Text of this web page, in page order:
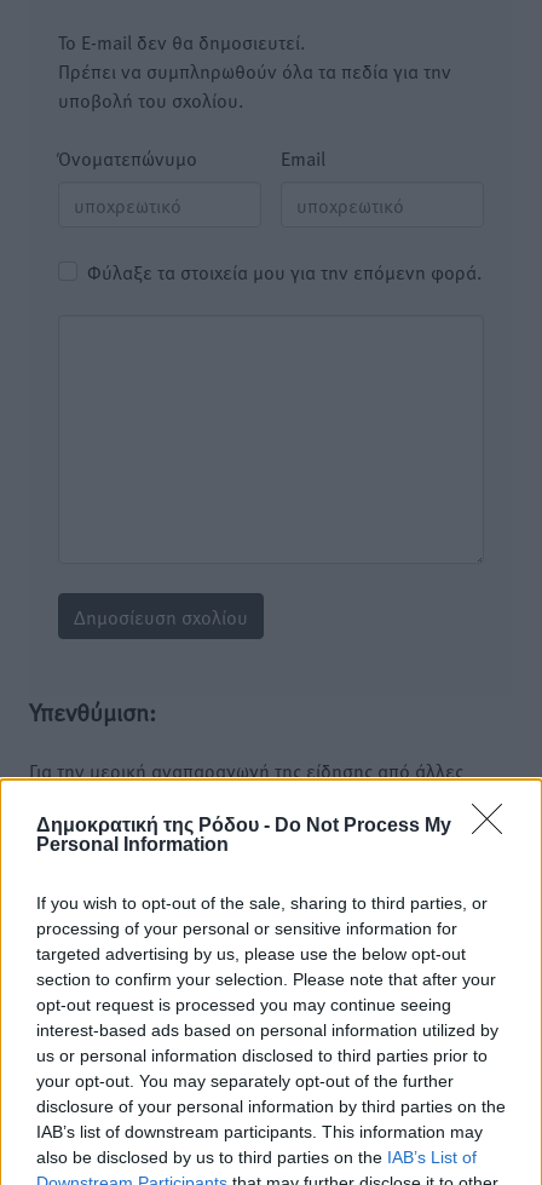
Δημοκρατική της Ρόδου - Do Not Process My
Personal Information
If you wish to opt-out of the sale, sharing to third parties, or
processing of your personal or sensitive information for
targeted advertising by us, please use the below opt-out
section to confirm your selection. Please note that after your
opt-out request is processed you may continue seeing
interest-based ads based on personal information utilized by
us or personal information disclosed to third parties prior to
your opt-out. You may separately opt-out of the further
disclosure of your personal information by third parties on the
IAB’s list of downstream participants. This information may
also be disclosed by us to third parties on the IAB’s List of
Το E-mail δεν θα δημοσιευτεί.
Πρέπει να συμπληρωθούν όλα τα πεδία για την
υποβολή του σχολίου.
Όνοματεπώνυμο Email
Φύλαξε τα στοιχεία μου για την επόμενη φορά.
Υπενθύμιση:
Για την μερική αναπαραγωγή της είδησης από άλλες
παρεχόμενου συνδέσμου παραπομπής προς το άρθρο
της Δημοκρατικής.
o καιρός τώρα:
αίθριος καιρός
74%
10km/h
ΝΔ